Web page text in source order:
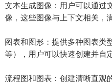
文本生成图像：用户可以通过
像，这些图像与上下文相关，
图表和图形：提供多种图表类
等），用户可以快速创建并自
流程图和图表：创建清晰直观